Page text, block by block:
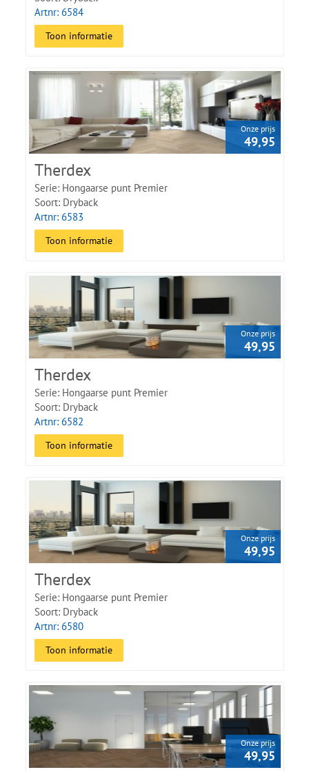
Artnr: 6584
Toon informatie
Onze prijs
49,95
Therdex
Serie: Hongaarse punt Premier
Soort: Dryback
Artnr: 6583
Toon informatie
Onze prijs
49,95
Therdex
Serie: Hongaarse punt Premier
Soort: Dryback
Artnr: 6582
Toon informatie
Onze prijs
49,95
Therdex
Serie: Hongaarse punt Premier
Soort: Dryback
Artnr: 6580
Toon informatie
Onze prijs
49,95